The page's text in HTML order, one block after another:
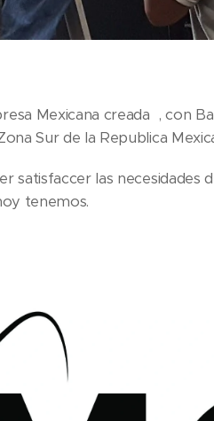
Mexicana creada , con
Sur de la Republica
satisfaccer las
tenemos.